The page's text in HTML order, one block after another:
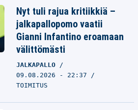
Nyt tuli rajua kritiikkiä –
jalkapallopomo vaatii
Gianni Infantino eroamaan
välittömästi
JALKAPALLO
09.08.2026 - 22:37
TOIMITUS